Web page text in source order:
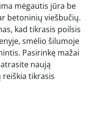
mėgautis jūra be
betoninių viešbučių.
kad tikrasis poilsis
smėlio šilumoje
Pasirinkę mažai
naują
tikrasis